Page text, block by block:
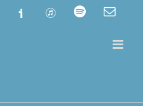
Ivoox ITunes Spotify